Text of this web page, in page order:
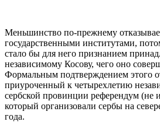
Меньшинство по-прежнему
государственными институтами,
стало бы для него признанием
независимому Косову, чего оно
Формальным подтверждением этого
приуроченный к четырехлетию
сербской провинции референдум (не
который организовали сербы на
года.